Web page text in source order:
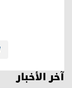
آخر الأخبار